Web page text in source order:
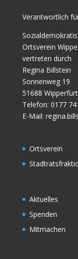
Verantwortlich
Ortsverein
vertreten durch
Regina Billstein
Sonnenweg 19
51688
Telefon: 0177
E-Mail:
Ortsverein
Aktuelles
Spenden
Mitmachen